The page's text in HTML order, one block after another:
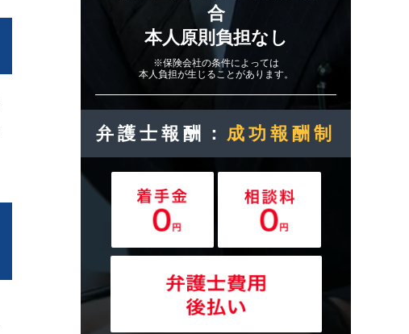
合
本人原則負担なし
※保険会社の条件によっては
本人負担が生じることがあります。
弁護士報酬： 成功報酬制